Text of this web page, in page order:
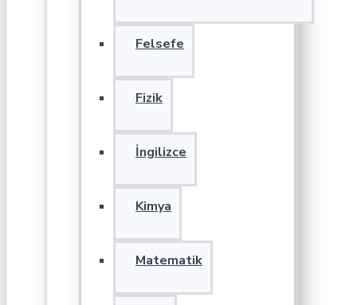
Felsefe
Fizik
İngilizce
Kimya
Matematik